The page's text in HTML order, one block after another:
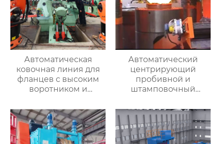
Автоматическая
ковочная линия для
фланцев с высоким
воротником и
Автоматический
центрирующий
пробивной и
штамповочный
пресс